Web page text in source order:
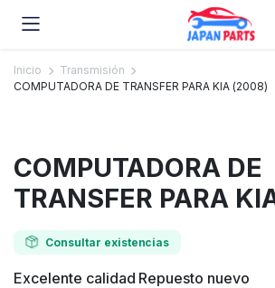
Inicio
Transmisión
COMPUTADORA DE TRANSFER PARA KIA (2008)
COMPUTADORA DE
TRANSFER PARA
Consultar existencias
Excelente calidad Repuesto nuevo